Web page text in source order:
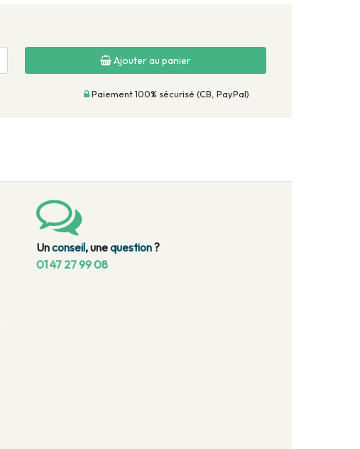
Ajouter au panier
Paiement 100% sécurisé (CB, PayPal)
Unconseil, unequestion?
01 47 27 99 08